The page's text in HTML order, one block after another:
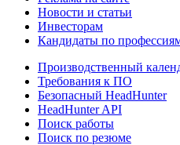
Новости и статьи
Инвесторам
Кандидаты по
Производственный
Требования к ПО
Безопасный HeadHunter
HeadHunter API
Поиск работы
Поиск по резюме